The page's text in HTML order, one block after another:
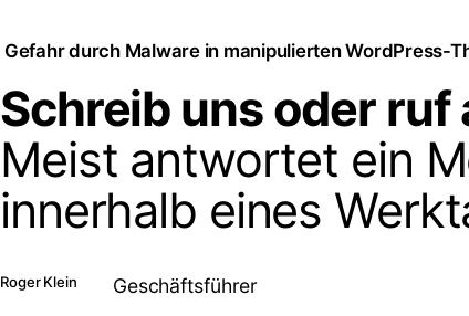
Gefahr durch Malware in manipulierten WordPress-
Schreib uns oder ruf
Meist antwortet ein
innerhalb eines
Roger Klein Geschäftsführer